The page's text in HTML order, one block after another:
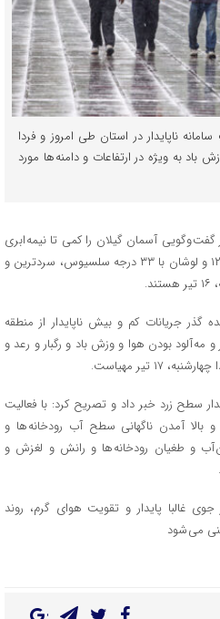
ناپایدار در استان طی امروز و فردا
باد به ویژه در ارتفاعات و دامنه ها مورد
وگویی آسمان گیلان را کمی تا نیمه ابری
و مه آلود دانست و اظهار کرد: دیلمان با ۱۲ و لوشان با ۳۳ درجه سلسیوس، سردترین و
جریانات کم و بیش ناپایدار از منطقه
مه آلود بودن هوا و وزش باد و رگبار و رعد و
تیر مهیاست.
سطح زرد خبر داد و تصریح کرد: با فعالیت
و بالا آمدن ناگهانی سطح آب رودخانه ها و
و طغیان رودخانه ها و رانش و لغزش و
غالبا پایدار و تقویت هوای گرم، روند
می شود